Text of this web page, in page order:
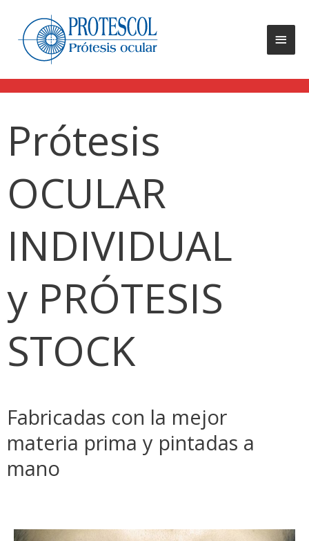
Prótesis
OCULAR
INDIVIDUAL
y PRÓTESIS
STOCK
Fabricadas con la mejor
materia prima y pintadas a
mano